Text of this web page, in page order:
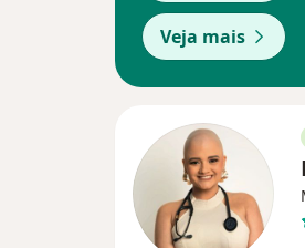
Veja mais